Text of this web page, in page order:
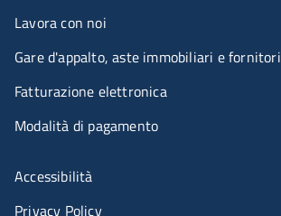
Lavora con noi
Gare d'appalto, aste immobiliari e fornitori
Fatturazione elettronica
Modalità di pagamento
Menù riferimenti
Accessibilità
Privacy Policy